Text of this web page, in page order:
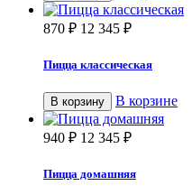
870 ₽ 12 345 ₽
Пицца классическая
В корзину В корзине
940 ₽ 12 345 ₽
Пицца домашняя